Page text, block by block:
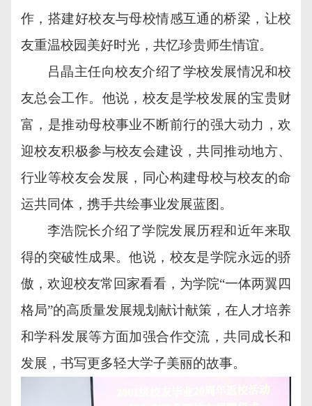
作，搭建好校友与母校情感互通的桥梁，让校
友重温校园美好时光，共忆珍贵师生情谊。
吕晶主任向校友介绍了学校发展情况和校
友总会工作。他说，校友是学校发展的宝贵财
富，是推动母校事业不断前行的强大动力，欢
迎校友积极参与校友会建设，共同推动地方、
行业等校友会发展，同心构建母校与校友的命
运共同体，携手共绘事业发展蓝图。
李浩院长介绍了学院发展历程和近年来取
得的突破性成果。他说，校友是学院永远的骄
傲，欢迎校友常回家看看，为学院“一体两翼四
格局”的高质量发展规划献计献策，在人才培养
和学科发展等方面加强合作交流，共同成长和
发展，书写更多轻大学子美丽的故事。